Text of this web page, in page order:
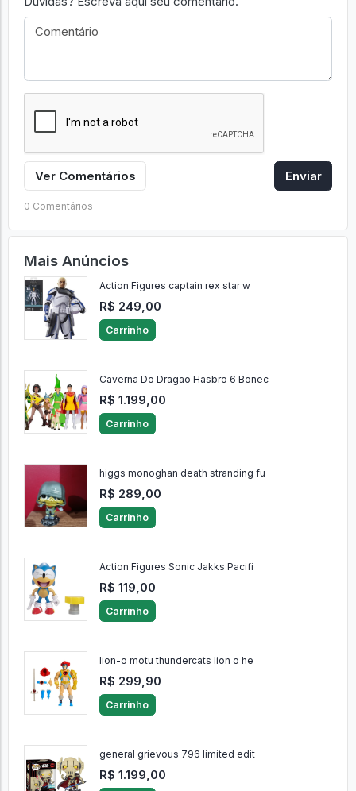
Ver Comentários Enviar
0 Comentários
Mais Anúncios
Action Figures captain rex star w
R$ 249,00
Carrinho
Caverna Do Dragão Hasbro 6 Bonec
R$ 1.199,00
Carrinho
higgs monoghan death stranding fu
R$ 289,00
Carrinho
Action Figures Sonic Jakks Pacifi
R$ 119,00
Carrinho
lion-o motu thundercats lion o he
R$ 299,90
Carrinho
general grievous 796 limited edit
R$ 1.199,00